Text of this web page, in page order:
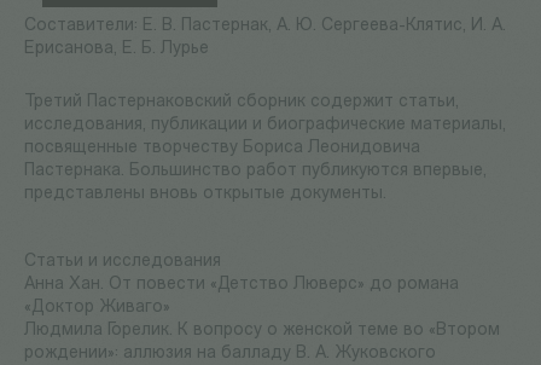
Составители: Е. В. Пастернак, А. Ю. Сергеева-Клятис, И. А.
Ерисанова, Е. Б. Лурье
Третий Пастернаковский сборник содержит статьи,
исследования, публикации и биографические материалы,
посвященные творчеству Бориса Леонидовича
Пастернака. Большинство работ публикуются впервые,
представлены вновь открытые документы.
Статьи и исследования
Анна Хан. От повести «Детство Люверс» до романа
«Доктор Живаго»
Людмила Горелик. К вопросу о женской теме во «Втором
рождении»: аллюзия на балладу В. А. Жуковского